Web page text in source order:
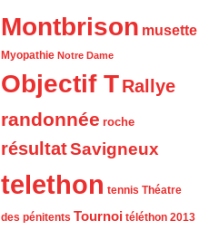
Montbrison musette
Myopathie Notre Dame
Objectif TRallye
randonnée roche
résultatSavigneux
telethon tennis Théatre
des pénitents Tournoi téléthon 2013